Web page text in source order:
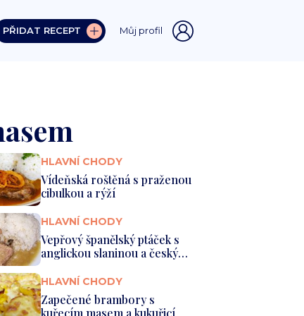
PŘIDAT RECEPT Můj profil
HLAVNÍ CHODY
Vídeňská roštěná s praženou
cibulkou a rýží
HLAVNÍ CHODY
Vepřový španělský ptáček s
anglickou slaninou a českým
...
HLAVNÍ CHODY
Zapečené brambory s
kuřecím masem a kukuřicí